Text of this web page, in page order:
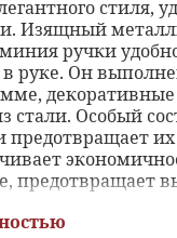
стиля,
Изящный
ручки
в руке. Он
стали. Особый
предотвращает
предотвращает
использовать на
Состав пасты